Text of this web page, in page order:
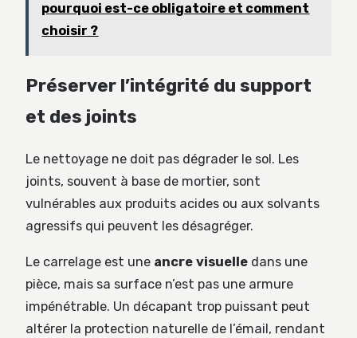
pourquoi est-ce obligatoire et comment
choisir ?
Préserver l’intégrité du support
et des joints
Le nettoyage ne doit pas dégrader le sol. Les
joints, souvent à base de mortier, sont
vulnérables aux produits acides ou aux solvants
agressifs qui peuvent les désagréger.
Le carrelage est une ancre visuelle dans une
pièce, mais sa surface n’est pas une armure
impénétrable. Un décapant trop puissant peut
altérer la protection naturelle de l’émail, rendant